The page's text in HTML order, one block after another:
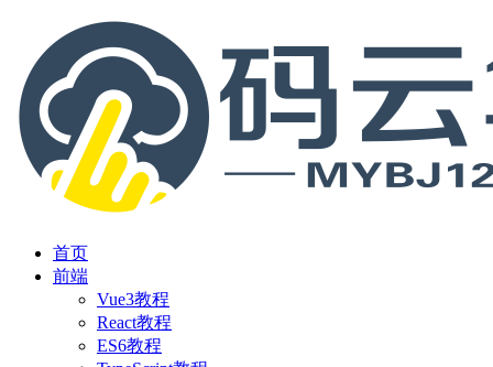
首页
前端
Vue3教程
React教程
ES6教程